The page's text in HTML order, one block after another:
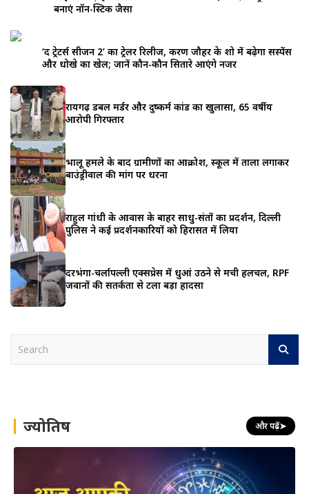
बनाएं नॉन-स्टिक जैसा
‘द ट्रेटर्स सीजन 2’ का ट्रेलर रिलीज, करण जौहर के शो में बढ़ेगा सस्पेंस
और धोखे का खेल; जानें कौन-कौन सितारे आएंगे नजर
रायगढ़ डबल मर्डर और दुष्कर्म कांड का खुलासा, 65 वर्षीय
आरोपी गिरफ्तार
भालू हमले के बाद ग्रामीणों का आक्रोश, स्कूल में ताला लगाकर
बाउंड्रीवाल की मांग पर धरना
राहुल गांधी के आवास के बाहर साधु-संतों का प्रदर्शन, दिल्ली
पुलिस ने कई प्रदर्शनकारियों को हिरासत में लिया
दरभंगा-चर्लापल्ली एक्सप्रेस में धुआं उठने से मची हलचल, RPF
जवानों की सतर्कता से टला बड़ा हादसा
h ज्योतिष और पढ़ें➤